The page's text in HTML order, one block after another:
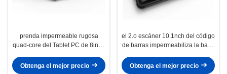
prenda impermeable rugosa
quad-core del Tablet PC de 8inch
Obtenga el mejor precio
el 2.o escáner 10.1nch del código
de barras impermeabiliza la base
PC IP65
Obtenga el mejor precio